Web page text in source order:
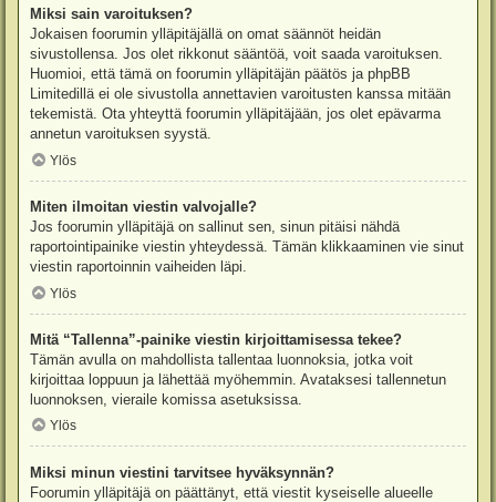
Miksi sain varoituksen?
Jokaisen foorumin ylläpitäjällä on omat säännöt heidän
sivustollensa. Jos olet rikkonut sääntöä, voit saada varoituksen.
Huomioi, että tämä on foorumin ylläpitäjän päätös ja phpBB
Limitedillä ei ole sivustolla annettavien varoitusten kanssa mitään
tekemistä. Ota yhteyttä foorumin ylläpitäjään, jos olet epävarma
annetun varoituksen syystä.
Ylös
Miten ilmoitan viestin valvojalle?
Jos foorumin ylläpitäjä on sallinut sen, sinun pitäisi nähdä
raportointipainike viestin yhteydessä. Tämän klikkaaminen vie sinut
viestin raportoinnin vaiheiden läpi.
Ylös
Mitä “Tallenna”-painike viestin kirjoittamisessa tekee?
Tämän avulla on mahdollista tallentaa luonnoksia, jotka voit
kirjoittaa loppuun ja lähettää myöhemmin. Avataksesi tallennetun
luonnoksen, vieraile komissa asetuksissa.
Ylös
Miksi minun viestini tarvitsee hyväksynnän?
Foorumin ylläpitäjä on päättänyt, että viestit kyseiselle alueelle